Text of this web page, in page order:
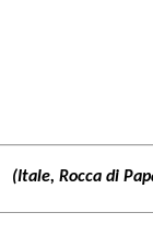
(Itale, Rocca di